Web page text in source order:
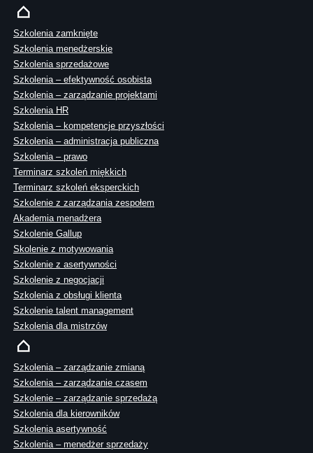
Szkolenia zamknięte
Szkolenia menedżerskie
Szkolenia sprzedażowe
Szkolenia – efektywność osobista
Szkolenia – zarządzanie projektami
Szkolenia HR
Szkolenia – kompetencje przyszłości
Szkolenia – administracja publiczna
Szkolenia – prawo
Terminarz szkoleń miękkich
Terminarz szkoleń eksperckich
Szkolenie z zarządzania zespołem
Akademia menadżera
Szkolenie Gallup
Skolenie z motywowania
Szkolenie z asertywności
Szkolenie z negocjacji
Szkolenia z obsługi klienta
Szkolenie talent management
Szkolenia dla mistrzów
Szkolenia – zarządzanie zmianą
Szkolenia – zarządzanie czasem
Szkolenie – zarządzanie sprzedażą
Szkolenia dla kierowników
Szkolenia asertywność
Szkolenia – menedżer sprzedaży